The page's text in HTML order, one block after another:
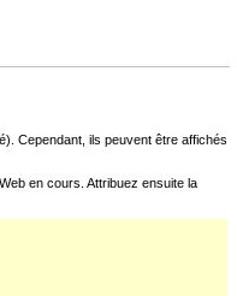
Cependant, ils peuvent être affichés
en cours. Attribuez ensuite la